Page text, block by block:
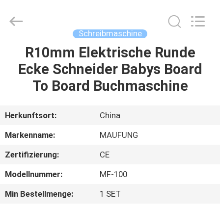
HEIM
PRODUKTE
ÜBER
UNS
WERKSBESICHTIGUNG
QUALITÄTSKONTROLLE
CO.,LTD.
Schreibmaschine
R10mm Elektrische Runde
Ecke Schneider Babys Board
To Board Buchmaschine
Herkunftsort:
China
Markenname:
MAUFUNG
Zertifizierung:
CE
Modellnummer:
MF-100
Min Bestellmenge:
1 SET